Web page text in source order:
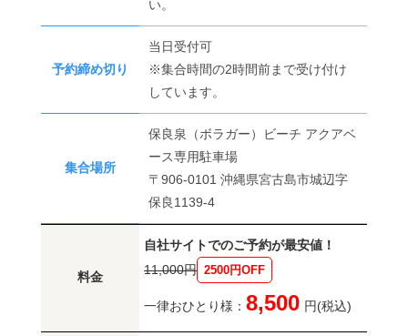
い。
予約締め切り
当日受付可
※集合時間の2時間前まで受け付け
しています。
集合場所
保良泉（ボラガー）ビーチ アクアベ
ース専用駐車場
〒906-0101 沖縄県宮古島市城辺字
保良1139-4
料金
自社サイトでのご予約が最安値！
11,000円 2500円OFF
一律おひとり様： 8,500 円(税込)